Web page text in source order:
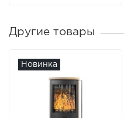
Другие товары
Новинка